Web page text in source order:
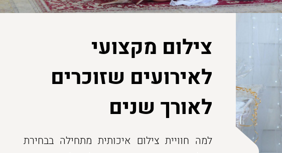
צילום מקצועי
לאירועים שזוכרים
לאורך שנים
למה חוויית צילום איכותית מתחילה בבחירת